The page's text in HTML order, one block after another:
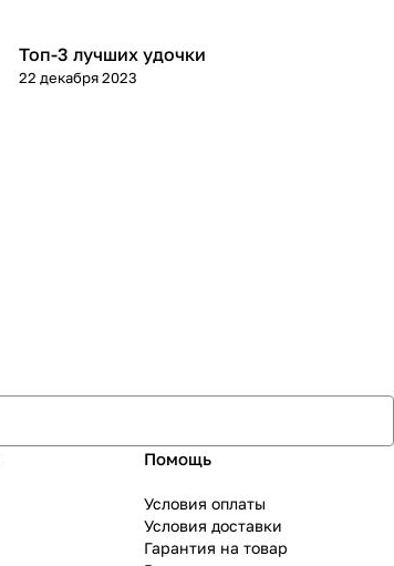
Отдых
Топ-3 лучших удочки
22 декабря 2023
Помощь
Условия оплаты
Условия доставки
Гарантия на товар